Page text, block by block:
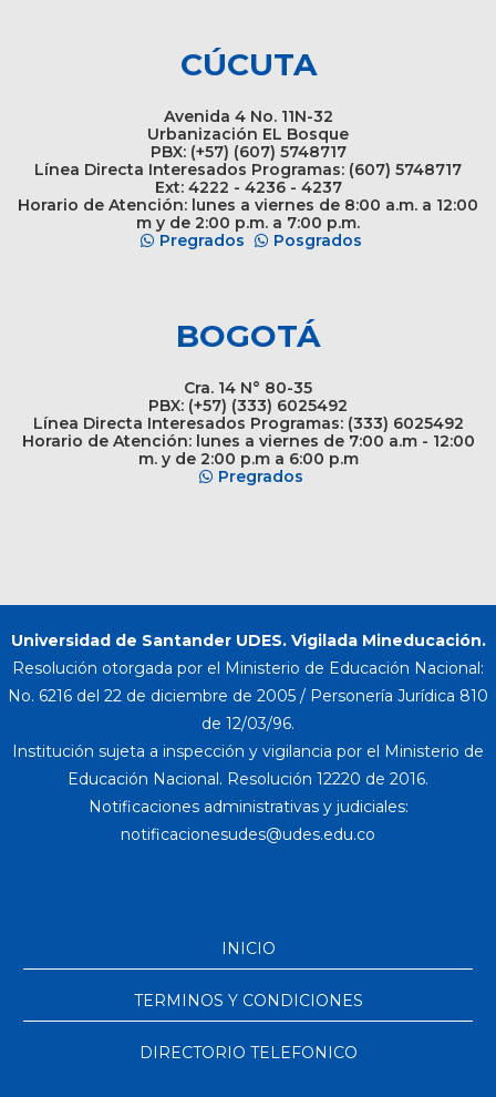
CÚCUTA
Avenida 4 No. 11N-32
Urbanización EL Bosque
PBX: (+57) (607) 5748717
Línea Directa Interesados Programas: (607) 5748717
Ext: 4222 - 4236 - 4237
Horario de Atención: lunes a viernes de 8:00 a.m. a 12:00
m y de 2:00 p.m. a 7:00 p.m.
Pregrados
Posgrados
BOGOTÁ
Cra. 14 N° 80-35
PBX: (+57) (333) 6025492
Línea Directa Interesados Programas: (333) 6025492
Horario de Atención: lunes a viernes de 7:00 a.m - 12:00
m. y de 2:00 p.m a 6:00 p.m
Pregrados
Universidad de Santander UDES. Vigilada Mineducación.
Resolución otorgada por el Ministerio de Educación Nacional:
No. 6216 del 22 de diciembre de 2005 / Personería Jurídica 810
de 12/03/96.
Institución sujeta a inspección y vigilancia por el Ministerio de
Educación Nacional. Resolución 12220 de 2016.
Notificaciones administrativas y judiciales:
INICIO
TERMINOS Y CONDICIONES
DIRECTORIO TELEFONICO